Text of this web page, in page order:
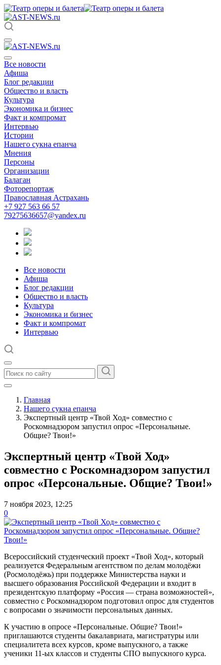
Все новости
Афиша
Блог редакции
Общество и власть
Культура
Экономика и бизнес
Факт и компромат
Интервью
Истории
Нашего сукна епанча
Мнения
Персоны
Организации
Балаган
Фоторепортаж
Православная Астрахань
+7 927 563 66 57
79275636657@yandex.ru
Все новости
Афиша
Блог редакции
Общество и власть
Культура
Экономика и бизнес
Факт и компромат
Интервью
Главная
Нашего сукна епанча
Экспертный центр «Твой Ход» совместно с
Роскомнадзором запустил опрос «Персональные.
Общие? Твои!»
Экспертный центр «Твой Ход»
совместно с Роскомнадзором запустил
опрос «Персональные. Общие? Твои!»
7 ноября 2023, 12:25
0
Всероссийский студенческий проект «Твой Ход», который
реализуется Федеральным агентством по делам молодёжи
(Росмолодёжь) при поддержке Министерства науки и
высшего образования Российской Федерации и входит в
президентскую платформу «Россия — страна возможностей»,
совместно с Роскомнадзором подготовил опрос для студентов
с вопросами о значимости персональных данных.
К участию в опросе «Персональные. Общие? Твои!»
приглашаются студенты бакалавриата, магистратуры или
специалитета всех курсов, кроме выпускного, а также
ученики 11-ых классов и студенты СПО выпускного курса.